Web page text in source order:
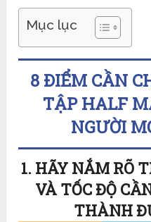
Mục lục
8 ĐIỂM CẦN
TẬP HALF
NGƯỜI
1. HÃY NẮM RÕ
VÀ TỐC ĐỘ
THÀNH